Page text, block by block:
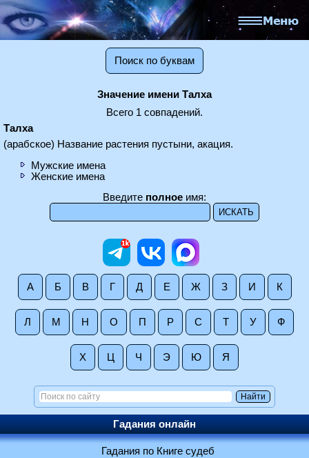
Поиск по буквам
Значение имени Талха
Всего 1 совпадений.
Талха
(арабское) Название растения пустыни, акация.
Мужские имена
Женские имена
Введите полное имя:
А Б В Г Д Е Ж З И К
Л М Н О П Р С Т У Ф
Х Ц Ч Э Ю Я
Гадания онлайн
Гадания по Книге судеб